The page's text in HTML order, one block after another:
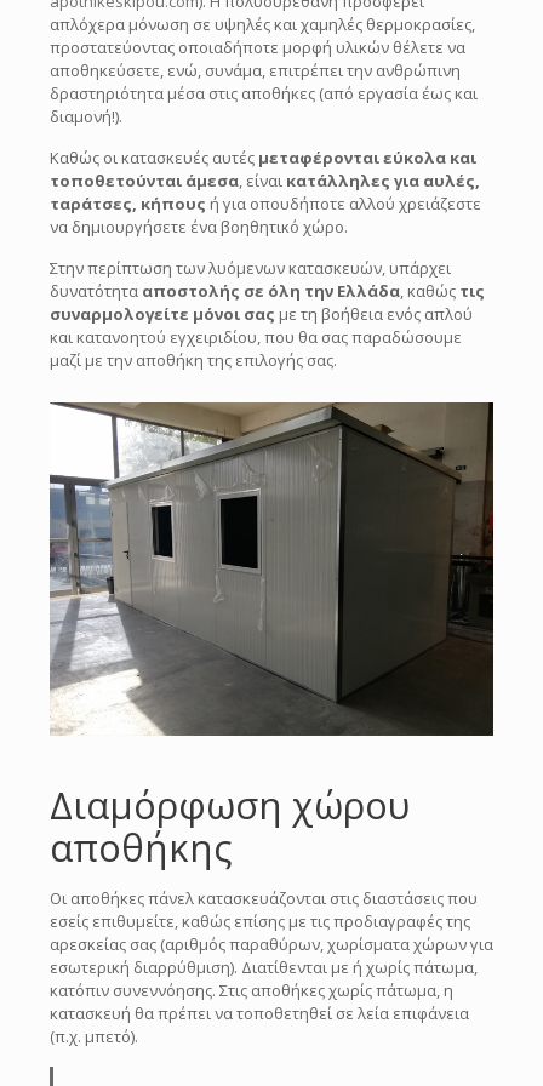
διαμονή!).
Καθώς οι κατασκευές αυτέςμεταφέρονται εύκολα και
τοποθετούνται άμεσα, είναικατάλληλες για αυλές,
ταράτσες, κήπους ή για οπουδήποτε αλλού χρειάζεστε
να δημιουργήσετε ένα βοηθητικό χώρο.
Στην περίπτωση των λυόμενων κατασκευών, υπάρχει
δυνατότητααποστολής σε όλη την Ελλάδα, καθώςτις
συναρμολογείτε μόνοι σαςμε τη βοήθεια ενός απλού
και κατανοητού εγχειριδίου, που θα σας παραδώσουμε
μαζί με την αποθήκη της επιλογής σας.
Διαμόρφωση χώρου
αποθήκης
Οι αποθήκες πάνελ κατασκευάζονται στις διαστάσεις που
εσείς επιθυμείτε, καθώς επίσης με τις προδιαγραφές της
αρεσκείας σας (αριθμός παραθύρων, χωρίσματα χώρων για
εσωτερική διαρρύθμιση). Διατίθενται με ή χωρίς πάτωμα,
κατόπιν συνεννόησης. Στις αποθήκες χωρίς πάτωμα, η
κατασκευή θα πρέπει να τοποθετηθεί σε λεία επιφάνεια
(π.χ. μπετό).
Αποκτήστε, εύκολα, έναν
αξιόπιστο αποθηκευτικό χώρο!
απλόχερα μόνωση σε υψηλές και χαμηλές θερμοκρασίες,
προστατεύοντας οποιαδήποτε μορφή υλικών θέλετε να
αποθηκεύσετε, ενώ, συνάμα, επιτρέπει την ανθρώπινη
δραστηριότητα μέσα στις αποθήκες (από εργασία έως και
διαμονή!).
Καθώς οι κατασκευές αυτές μεταφέρονται εύκολα και
τοποθετούνται άμεσα, είναι κατάλληλες για αυλές,
ταράτσες, κήπους ή για οπουδήποτε αλλού χρειάζεστε
να δημιουργήσετε ένα βοηθητικό χώρο.
Στην περίπτωση των λυόμενων κατασκευών, υπάρχει
δυνατότητα αποστολής σε όλη την Ελλάδα, καθώς τις
συναρμολογείτε μόνοι σας με τη βοήθεια ενός απλού
και κατανοητού εγχειριδίου, που θα σας παραδώσουμε
μαζί με την αποθήκη της επιλογής σας.
Διαμόρφωση χώρου
αποθήκης
Οι αποθήκες πάνελ κατασκευάζονται στις διαστάσεις που
εσείς επιθυμείτε, καθώς επίσης με τις προδιαγραφές της
αρεσκείας σας (αριθμός παραθύρων, χωρίσματα χώρων για
εσωτερική διαρρύθμιση). Διατίθενται με ή χωρίς πάτωμα,
κατόπιν συνεννόησης. Στις αποθήκες χωρίς πάτωμα, η
κατασκευή θα πρέπει να τοποθετηθεί σε λεία επιφάνεια
(π.χ. μπετό).